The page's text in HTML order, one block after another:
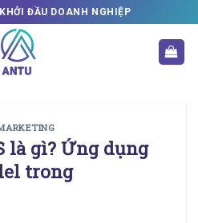
ĐẦU DOANH NGHIỆP
là gì? Ứng dụng
trong